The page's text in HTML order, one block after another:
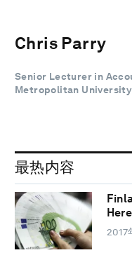
Chris Parry
Senior Lecturer in
Metropolitan University
最热内容
2017